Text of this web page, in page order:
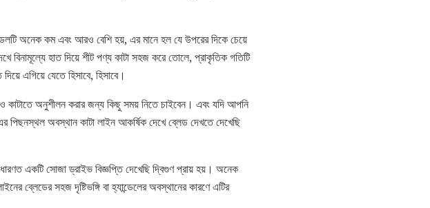
অনেক কম এবং আরও বেশি হয়, এর মানে হল যে উপরের দিকে চেয়ে
বিনামূল্যে হাত দিয়ে শীট পণ্য কাটা সহজ করে তোলে, প্রাকৃতিক গতিটি
এগিয়ে যেতে হিসাবে, হিসাবে।
অনুশীলন করার জন্য কিছু সময় নিতে চাইবেন। এবং যদি আপনি
এর পিছনস্থল অবস্থান কাটা লাইন আকর্ষিক দেখে ব্লেড দেখতে দেখেছি
একটি সোজা ড্রাইভ বিজ্ঞপ্তি দেখেছি দ্বিগুণ প্রায় হয়। অনেক
ব্লেডের সহজ দৃষ্টিভঙ্গি বা হ্যান্ডেলের অবস্থানের কারণে এটির